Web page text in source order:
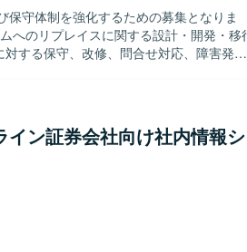
守体制を強化するための募集となりま
する保守、改修、問合せ対応、障害発生
既存システムの仕様を自らキャッチアッ
】 基幹システ
で一貫した業務に携わることができま
同時に高めることができ、SQLやPL/SQL
を中
。Oracle関連技術を利用したシステムが
ン証券会社向け社内情報シ